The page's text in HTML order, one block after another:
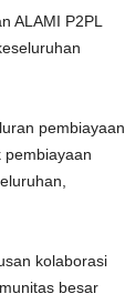
ALAMI P2PL
pembiayaan
pembiayaan
kolaborasi
besar